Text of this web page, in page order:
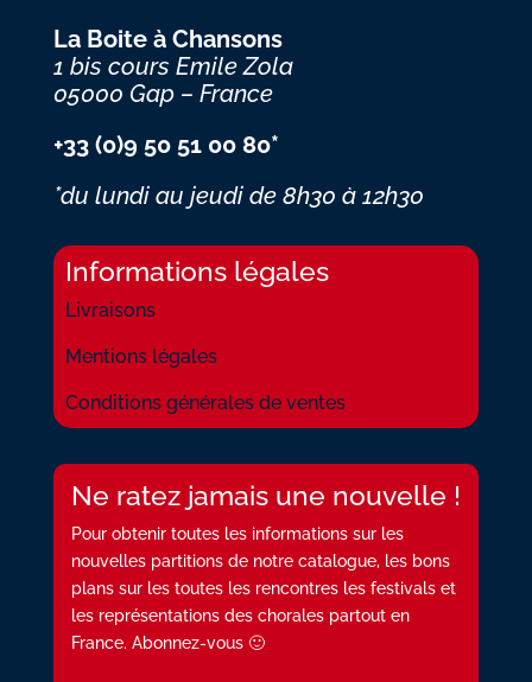
La Boite à Chansons
1 bis cours Emile Zola
05000 Gap – France
+33 (0)9 50 51 00 80*
*du lundi au jeudi de 8h30 à 12h30
Informations légales
Livraisons
Mentions légales
Conditions générales de ventes
Ne ratez jamais une nouvelle !
Pour obtenir toutes les informations sur les
nouvelles partitions de notre catalogue, les bons
plans sur les toutes les rencontres les festivals et
les représentations des chorales partout en
France. Abonnez-vous 🙂